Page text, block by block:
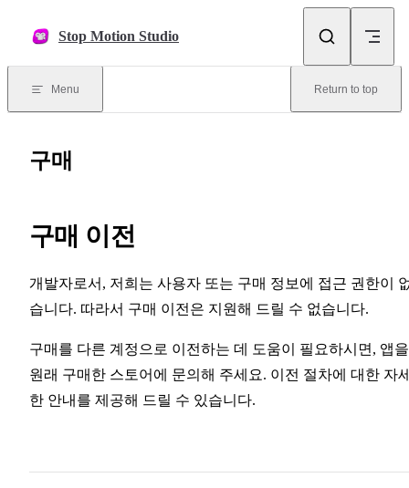
Stop Motion Studio
Menu Return to top
구매
구매 이전
개발자로서, 저희는 사용자 또는 구매 정보에 접근 권한이
습니다. 따라서 구매 이전은 지원해 드릴 수 없습니다.
구매를 다른 계정으로 이전하는 데 도움이 필요하시면, 앱을
원래 구매한 스토어에 문의해 주세요. 이전 절차에 대한 자
한 안내를 제공해 드릴 수 있습니다.